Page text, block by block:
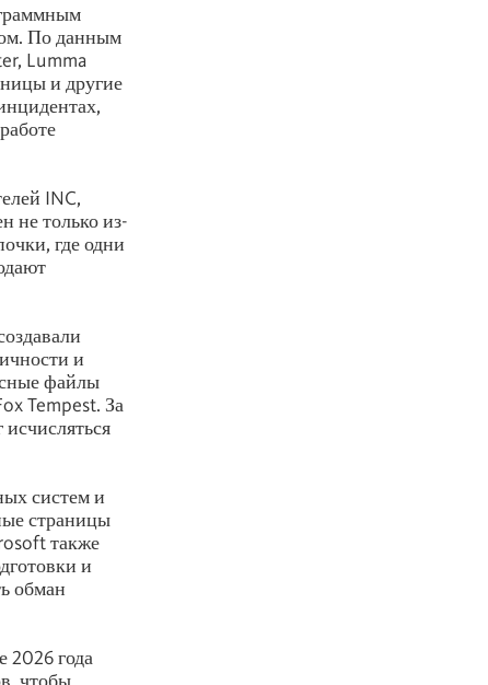
По данным
Lumma
и другие
INC,
не только из-
где одни
и
файлы
Tempest. За
систем и
страницы
также
и
обман
2026 года
чтобы